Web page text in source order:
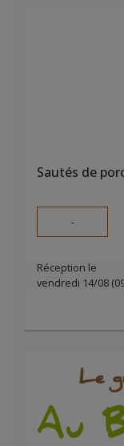
Sautés de
-
Réception le
vendredi 14/08